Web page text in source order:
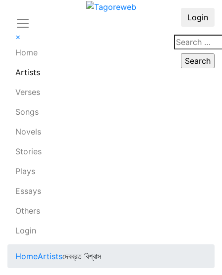
×
Home
Artists
Verses
Songs
Novels
Stories
Plays
Essays
Others
Login
Login
HomeArtistsদেবব্রত বিশ্বাস